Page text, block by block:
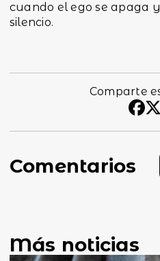
cuando el ego se apaga
silencio.
Comparte
Comentarios
Más noticias